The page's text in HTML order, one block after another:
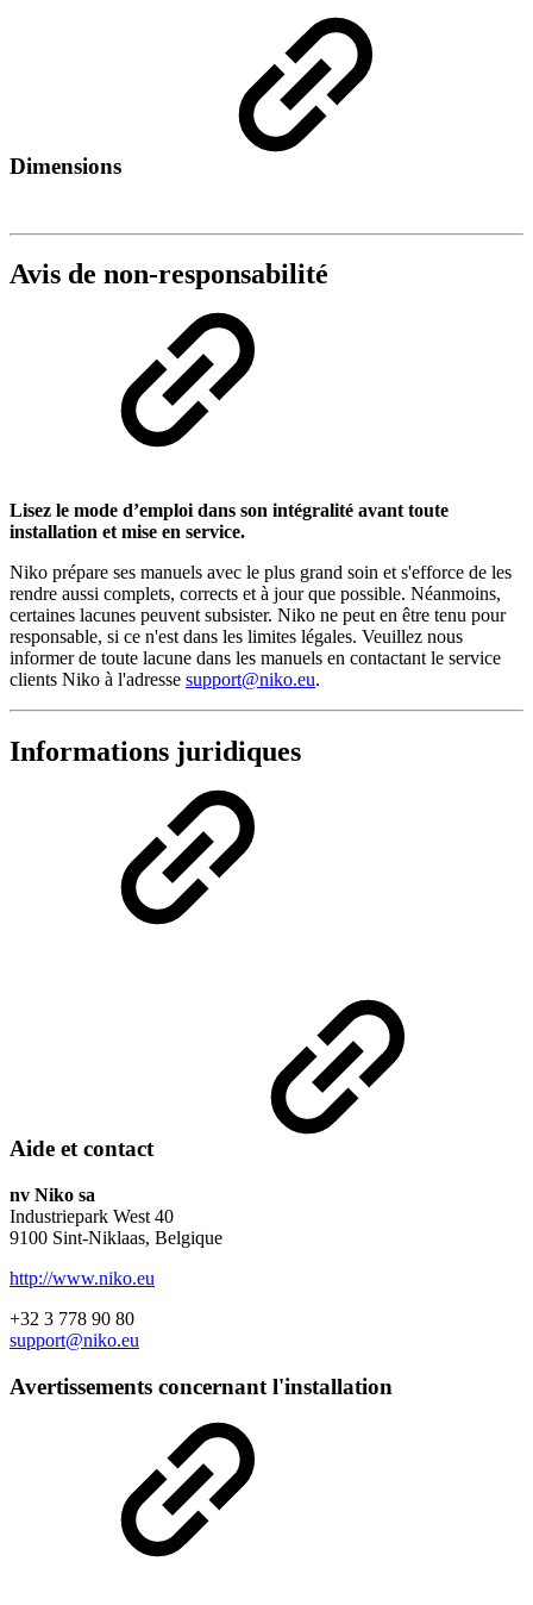
Dimensions
Avis de non-responsabilité
Lisez le mode d’emploi dans son intégralité avant toute
installation et mise en service.
Niko prépare ses manuels avec le plus grand soin et s'efforce de les
rendre aussi complets, corrects et à jour que possible. Néanmoins,
certaines lacunes peuvent subsister. Niko ne peut en être tenu pour
responsable, si ce n'est dans les limites légales. Veuillez nous
informer de toute lacune dans les manuels en contactant le service
clients Niko à l'adresse support@niko.eu.
Informations juridiques
Aide et contact
nv Niko sa
Industriepark West 40
9100 Sint-Niklaas, Belgique
http://www.niko.eu
+32 3 778 90 80
support@niko.eu
Avertissements concernant l'installation